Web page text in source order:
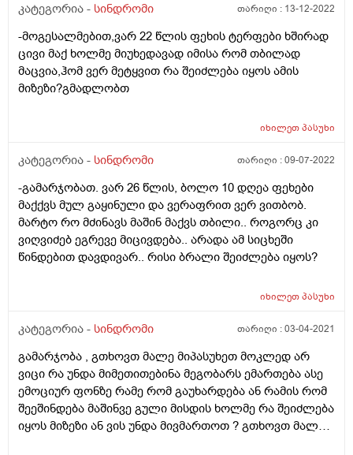
მანამდე არ ჰქონია წნევები, სულ ორი დღით რომ
ჩამოვიდეს გორში, ამ სახლში წნევა ხშირად აუწევს
ხოლმე და გული ცუდად უხდება. ჯერ ის ვერ
დაუდგინეს საერთოდ, წნევები რატომ აქვს, ამის
უშუალო მიზეზი ვერც ერთმა ექიმმა ვერ უთხრა და
მერე თვითონ ვერ ხვდება, მაინცდამაინც გორში,
უწევს წნევა და გული ცუდად რატომ უხდება.
ფსიქოლოგიური იყოს ან რა სინდრომია ეს? რით
შეიძლება უშველოს ამ პრობლემას? კარდიოლოგთან,
არითმოლოგთან უკვე იყო და ამ კუთხით რაიმე
სერიოზული დარღვევა არ აქვს, უთხრეს, შენი ასაკის
კვალობაზე, საკმაოდ ჯანმრთელი გული გაქვსო;
ქალურზეც იყო, ამ კუთხითაც არ აქვს პრობლემა;
საოპერაციო არ არისო, საკმაოდ კარგ ანგიოლოგთან
იყო, ამჟამად ვენები აღარც ახსენებს თავს; თან
თბილისში, დიდ დიღომში. ხომ იცით, დარღვევის
ზუსტი მიზეზი რომ მაინც დაადგინოს ექიმმა, ესეც
სანატრელი გახდა, უკვე დიდი ხანია; ისიც არ იცის
ზუსტად, რომელ ექიმს მიმართოს გორის პრობლემაზე.
კატეგორია - სინდრომი თარიღი : 13-12-2022
-მოგესალმებით,ვარ 22 წლის ფეხის ტერფები ხშირად
ცივი მაქ ხოლმე მიუხედავად იმისა რომ თბილად
მაცვია,ჰომ ვერ მეტყვით რა შეიძლება იყოს ამის
მიზეზი?გმადლობთ
იხილეთპასუხი
კატეგორია - სინდრომი თარიღი :09-07-2022
-გამარჯობათ. ვარ 26 წლის, ბოლო 10 დღეა ფეხები
მაქქვს მულ გაყინული და ვერაფრით ვერ ვითბობ.
მარტო რო მძინავს მაშინ მაქვს თბილი.. როგორც კი
ვიღვიძებ ეგრევე მიცივდება.. არადა ამ სიცხეში
წინდებით დავდივარ.. რისი ბრალი შეიძლება იყოს?
იხილეთპასუხი
კატეგორია - სინდრომი თარიღი :03-04-2021
გამარჯობა , გთხოვთ მალე მიპასუხეთ მოკლედ არ
ვიცი რა უნდა მიმეთითებინა მეგობარს ემართება ასე
ემოციურ ფონზე რამე რომ გაუხარდება ან რამის რომ
შეეშინდება მაშინვე გული მისდის ხოლმე რა შეიძლება
იყოს მიზეზი ან ვის უნდა მივმართოთ ? გთხოვთ მალე